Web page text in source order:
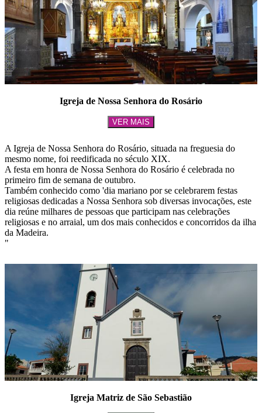
Igreja de Nossa Senhora do Rosário
VER MAIS
A Igreja de Nossa Senhora do Rosário, situada na freguesia do
mesmo nome, foi reedificada no século XIX.
A festa em honra de Nossa Senhora do Rosário é celebrada no
primeiro fim de semana de outubro.
Também conhecido como 'dia mariano por se celebrarem festas
religiosas dedicadas a Nossa Senhora sob diversas invocações, este
dia reúne milhares de pessoas que participam nas celebrações
religiosas e no arraial, um dos mais conhecidos e concorridos da ilha
da Madeira.
"
Igreja Matriz de São Sebastião